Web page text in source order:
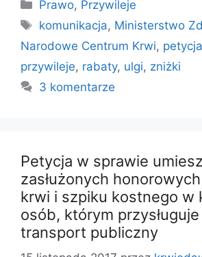
Prawo, Przywileje
Tagi
komunikacja, Ministerstwo
Narodowe Centrum Krwi, petycja
przywileje, rabaty, ulgi, zniżki
3 komentarze
Petycja w sprawie
zasłużonych
krwi i szpiku kostnego w
osób, którym
transport publiczny